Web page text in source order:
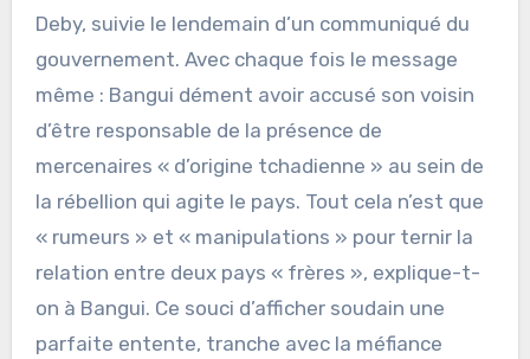
Deby, suivie le lendemain d’un communiqué du
gouvernement. Avec chaque fois le message
même : Bangui dément avoir accusé son voisin
d’être responsable de la présence de
mercenaires « d’origine tchadienne » au sein de
la rébellion qui agite le pays. Tout cela n’est que
« rumeurs » et « manipulations » pour ternir la
relation entre deux pays « frères », explique-t-
on à Bangui. Ce souci d’afficher soudain une
parfaite entente, tranche avec la méfiance